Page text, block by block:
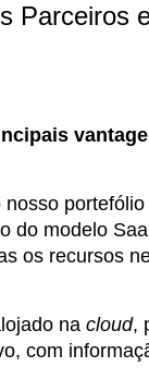
Parceiros
do modelo
os recursos
na cloud,
com